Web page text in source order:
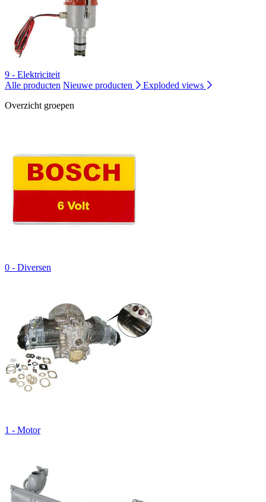
9 - Elektriciteit
Alle producten Nieuwe producten
Exploded views
Overzicht groepen
0 - Diversen
1 - Motor